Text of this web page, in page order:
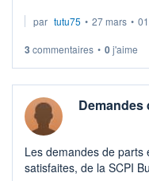
trouverait facilement u ...
par tutu75 • 27 mars •
3 commentaires • 0j'aime
Les demandes de
satisfaites, de la SCPI